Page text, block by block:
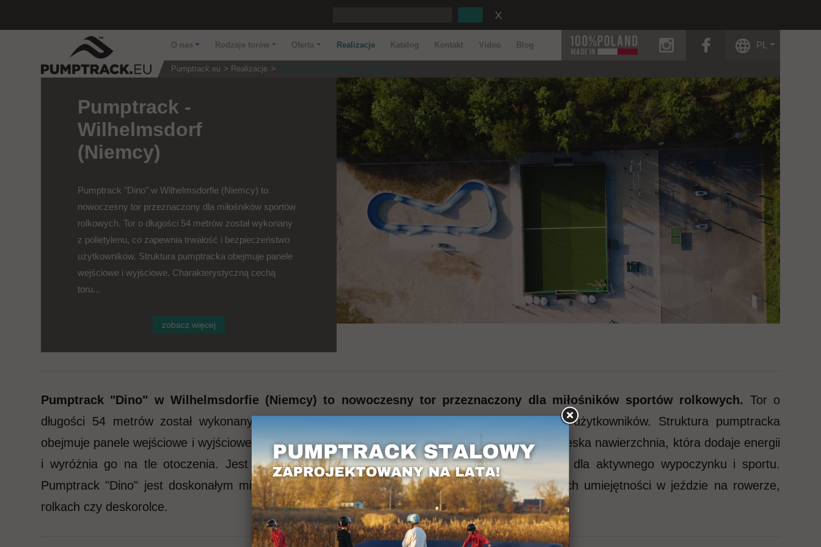
O nas Rodzaje torów Oferta Realizacje Katalog Kontakt Video Blog
instagram
PL
Pumptrack.eu Realizacje Pumptrack - Wilhelmsdorf (Niemcy)
Pumptrack -
Wilhelmsdorf
(Niemcy)
Pumptrack "Dino" w Wilhelmsdorfie (Niemcy) to
nowoczesny tor przeznaczony dla miłośników sportów
rolkowych. Tor o długości 54 metrów został wykonany
z polietylenu, co zapewnia trwałość i bezpieczeństwo
użytkowników. Struktura pumptracka obejmuje panele
wejściowe i wyjściowe. Charakterystyczną cechą
toru...
zobacz więcej
Pumptrack "Dino" w Wilhelmsdorfie (Niemcy) to nowoczesny tor przeznaczony dla miłośników sportów rolkowych. Tor o
długości 54 metrów został wykonany z polietylenu, co zapewnia trwałość i bezpieczeństwo użytkowników. Struktura pumptracka
obejmuje panele wejściowe i wyjściowe. Charakterystyczną cechą toru jest jego intensywnie niebieska nawierzchnia, która dodaje energii
i wyróżnia go na tle otoczenia. Jest położony w malowniczej okolicy Wilhelmsdorfu, idealnej dla aktywnego wypoczynku i sportu.
Pumptrack "Dino" jest doskonałym miejscem dla osób szukających emocji oraz poprawy swoich umiejętności w jeździe na rowerze,
rolkach czy deskorolce.